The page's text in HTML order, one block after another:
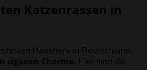
Katzenrassen in
Haustiere in Deutschland.
eigenen Charme. Hier sind die